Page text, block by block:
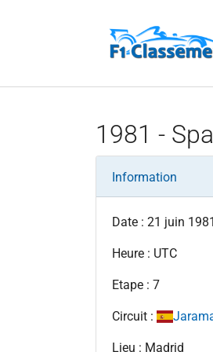
1981 -
Information
Date : 21 juin 1981
Heure : UTC
Etape : 7
Circuit :
Lieu : Madrid